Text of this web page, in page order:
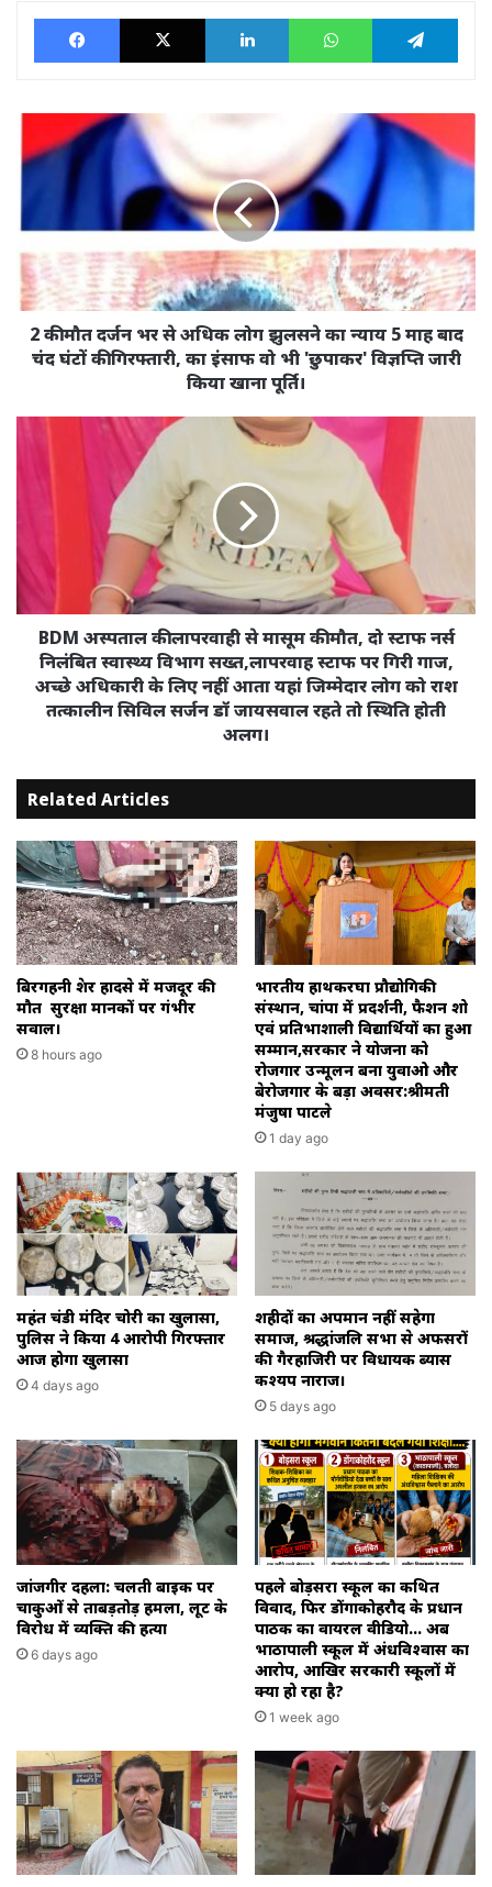
Facebook X LinkedIn WhatsApp
मौत
अधिक
लोग
झुलसने
न्याय
'छुपाकर'
विज्ञप्ति
2 की मौत दर्जन भर से अधिक लोग झुलसने का न्याय 5 माह बाद
चंद घंटों की गिरफ्तारी, का इंसाफ वो भी 'छुपाकर' विज्ञप्ति जारी
किया खाना पूर्ति।
की
दो
स्टाफ
निलंबित
स्वास्थ्य
गिरी
गाज,
अच्छे
अधिकारी
के
लिए
नहीं
आता
यहां
जिम्मेदार
लोग
डॉ
जायसवाल
रहते
तो
स्थिति
अलग।
BDM अस्पताल की लापरवाही से मासूम की मौत, दो स्टाफ नर्स
निलंबित स्वास्थ्य विभाग सख्त,लापरवाह स्टाफ पर गिरी गाज,
अच्छे अधिकारी के लिए नहीं आता यहां जिम्मेदार लोग को राश
तत्कालीन सिविल सर्जन डॉ जायसवाल रहते तो स्थिति होती
अलग।
Related Articles
बिरगहनी क्रेशर हादसे में मजदूर की
मौत सुरक्षा मानकों पर गंभीर
सवाल।
8 hours ago
भारतीय हाथकरघा प्रौद्योगिकी
संस्थान, चांपा में प्रदर्शनी, फैशन शो
एवं प्रतिभाशाली विद्यार्थियों का हुआ
सम्मान,सरकार ने योजना को
रोजगार उन्मूलन बना युवाओ और
बेरोजगार के बड़ा अवसर:श्रीमती
मंजुषा पाटले
1 day ago
महंत चंडी मंदिर चोरी का खुलासा,
पुलिस ने किया 4 आरोपी गिरफ्तार
आज होगा खुलासा
4 days ago
शहीदों का अपमान नहीं सहेगा
समाज, श्रद्धांजलि सभा से अफसरों
की गैरहाजिरी पर विधायक ब्यास
कश्यप नाराज।
5 days ago
जांजगीर दहला: चलती बाइक पर
चाकुओं से ताबड़तोड़ हमला, लूट के
विरोध में व्यक्ति की हत्या
6 days ago
पहले बोड़सरा स्कूल का कथित
विवाद, फिर डोंगाकोहरौद के प्रधान
पाठक का वायरल वीडियो… अब
भाठापाली स्कूल में अंधविश्वास का
आरोप, आखिर सरकारी स्कूलों में
क्या हो रहा है?
1 week ago